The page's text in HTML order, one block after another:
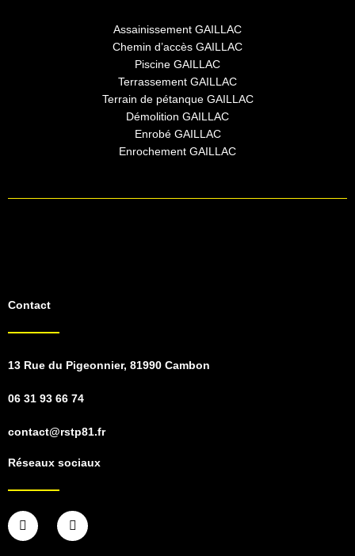
Assainissement GAILLAC
Chemin d’accès GAILLAC
Piscine GAILLAC
Terrassement GAILLAC
Terrain de pétanque GAILLAC
Démolition GAILLAC
Enrobé GAILLAC
Enrochement GAILLAC
Contact
13 Rue du Pigeonnier, 81990 Cambon
06 31 93 66 74
contact@rstp81.fr
Réseaux sociaux
F
a
c
I
n
s